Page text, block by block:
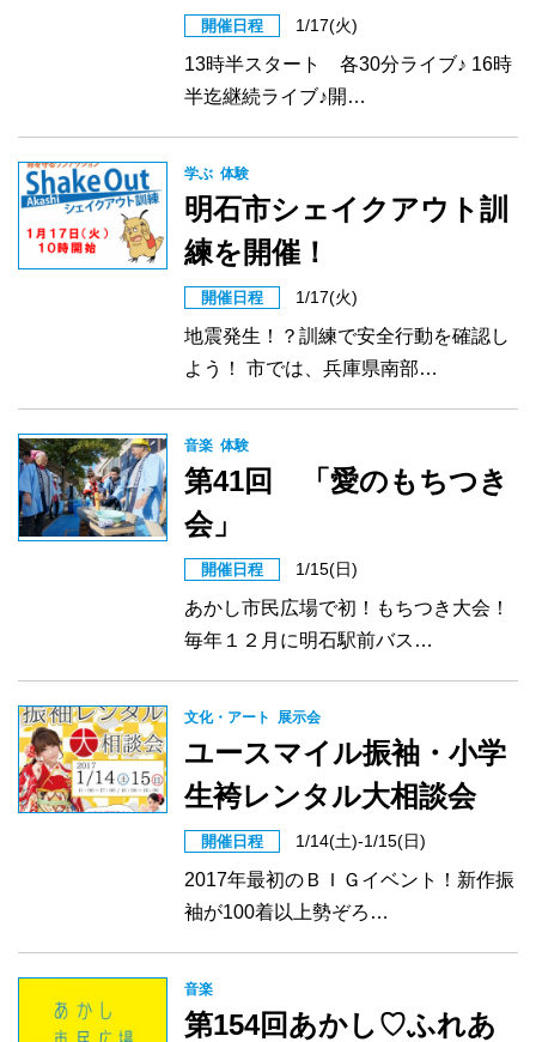
開催日程 1/17(火)
13時半スタート 各30分ライブ♪ 16時
半迄継続ライブ♪開…
学ぶ 体験
明石市シェイクアウト訓
練を開催！
開催日程 1/17(火)
地震発生！？訓練で安全行動を確認し
よう！ 市では、兵庫県南部…
音楽 体験
第41回 「愛のもちつき
会」
開催日程 1/15(日)
あかし市民広場で初！もちつき大会！
毎年１２月に明石駅前バス…
文化・アート 展示会
ユースマイル振袖・小学
生袴レンタル大相談会
開催日程 1/14(土)-1/15(日)
2017年最初のＢＩＧイベント！新作振
袖が100着以上勢ぞろ…
音楽
第154回あかし♡ふれあ